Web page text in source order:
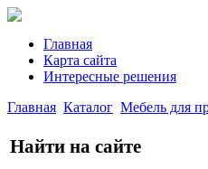
Главная
Карта сайта
Интересные решения
Главная Каталог Мебель для
Найти на сайте